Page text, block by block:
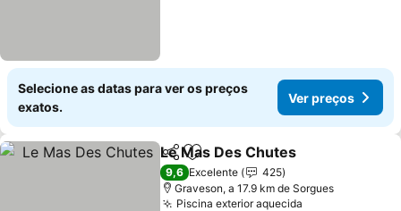
Selecione as datas para ver os preços
exatos.
Ver preços
PartilharAdicionar aos favoritos
Le Mas Des Chutes
9,6 Excelente
425
Graveson, a 17.9 km de Sorgues
Piscina exterior aquecida